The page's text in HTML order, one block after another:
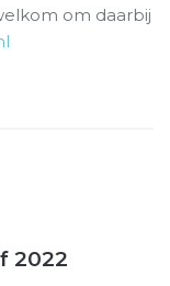
om daarbij
2022